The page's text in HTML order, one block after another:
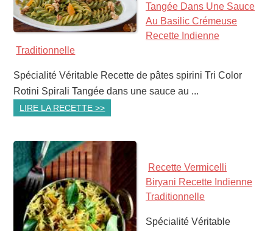
Tangée Dans Une Sauce
Au Basilic Crémeuse
Recette Indienne
Traditionnelle
Spécialité Véritable Recette de pâtes spirini Tri Color
Rotini Spirali Tangée dans une sauce au ...
LIRE LA RECETTE >>
Recette Vermicelli
Biryani Recette Indienne
Traditionnelle
Spécialité Véritable